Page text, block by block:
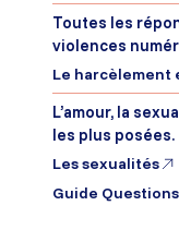
Toutes les
violences
Le harcèlement
L’amour, la
les plus posées.
Les sexualités
Guide Questions